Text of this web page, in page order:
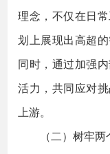
理念，不仅在日
划上展现出高超
同时，通过加强
活力，共同应对
上游。
（二）树牢两